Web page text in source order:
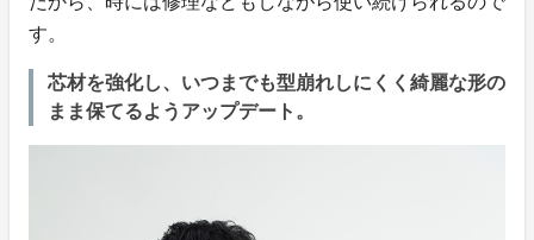
す。
芯材を強化し、いつまでも型崩れしにくく綺麗な形の
まま保てるようアップデート。